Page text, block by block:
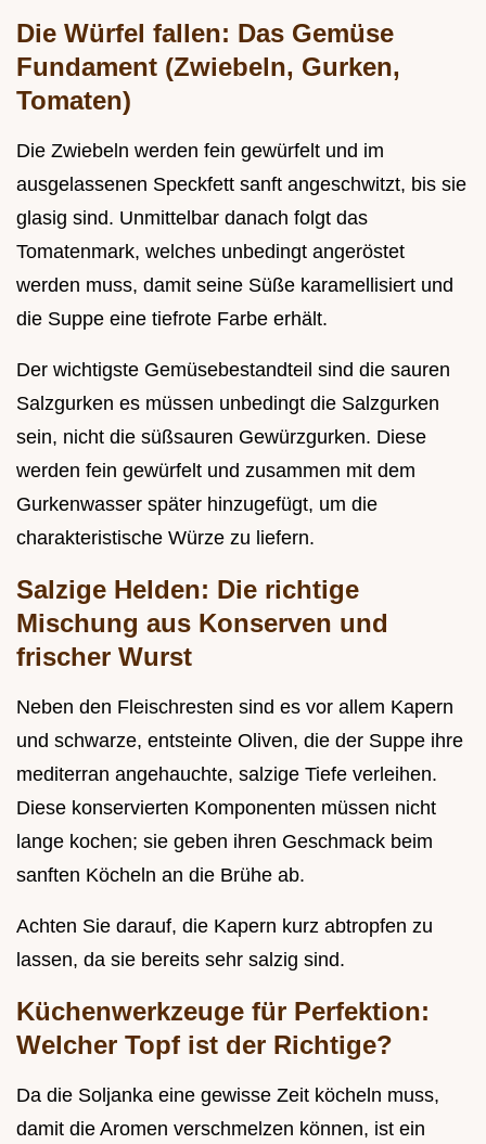
Die Würfel fallen: Das Gemüse
Fundament (Zwiebeln, Gurken,
Tomaten)
Die Zwiebeln werden fein gewürfelt und im
ausgelassenen Speckfett sanft angeschwitzt, bis sie
glasig sind. Unmittelbar danach folgt das
Tomatenmark, welches unbedingt angeröstet
werden muss, damit seine Süße karamellisiert und
die Suppe eine tiefrote Farbe erhält.
Der wichtigste Gemüsebestandteil sind die sauren
Salzgurken es müssen unbedingt die Salzgurken
sein, nicht die süßsauren Gewürzgurken. Diese
werden fein gewürfelt und zusammen mit dem
Gurkenwasser später hinzugefügt, um die
charakteristische Würze zu liefern.
Salzige Helden: Die richtige
Mischung aus Konserven und
frischer Wurst
Neben den Fleischresten sind es vor allem Kapern
und schwarze, entsteinte Oliven, die der Suppe ihre
mediterran angehauchte, salzige Tiefe verleihen.
Diese konservierten Komponenten müssen nicht
lange kochen; sie geben ihren Geschmack beim
sanften Köcheln an die Brühe ab.
Achten Sie darauf, die Kapern kurz abtropfen zu
lassen, da sie bereits sehr salzig sind.
Küchenwerkzeuge für Perfektion:
Welcher Topf ist der Richtige?
Da die Soljanka eine gewisse Zeit köcheln muss,
damit die Aromen verschmelzen können, ist ein